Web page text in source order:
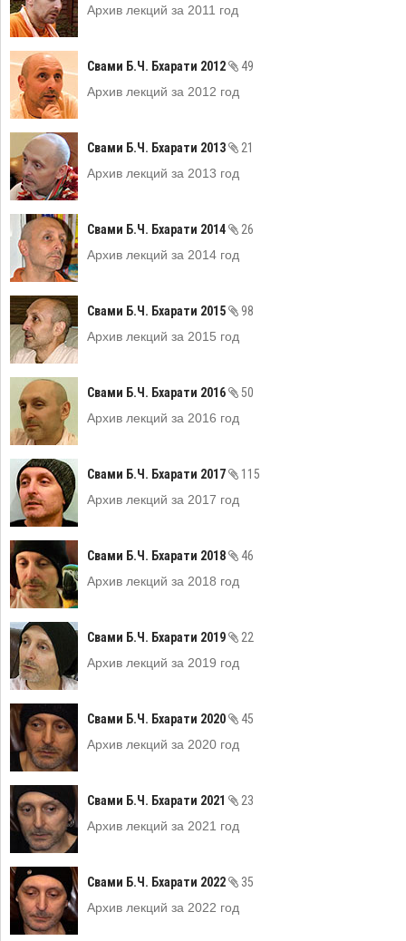
Архив лекций за 2011 год
Свами Б.Ч. Бхарати 2012
49
Архив лекций за 2012 год
Свами Б.Ч. Бхарати 2013
21
Архив лекций за 2013 год
Свами Б.Ч. Бхарати 2014
26
Архив лекций за 2014 год
Свами Б.Ч. Бхарати 2015
98
Архив лекций за 2015 год
Свами Б.Ч. Бхарати 2016
50
Архив лекций за 2016 год
Свами Б.Ч. Бхарати 2017
115
Архив лекций за 2017 год
Свами Б.Ч. Бхарати 2018
46
Архив лекций за 2018 год
Свами Б.Ч. Бхарати 2019
22
Архив лекций за 2019 год
Свами Б.Ч. Бхарати 2020
45
Архив лекций за 2020 год
Свами Б.Ч. Бхарати 2021
23
Архив лекций за 2021 год
Свами Б.Ч. Бхарати 2022
35
Архив лекций за 2022 год